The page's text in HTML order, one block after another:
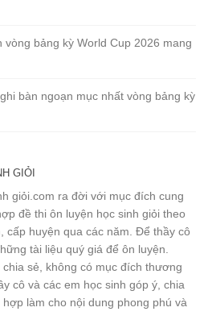
bảng kỳ World Cup 2026 mang
bàn ngoạn mục nhất vòng bảng kỳ
GIỎI
giỏi.com ra đời với mục đích cung
đề thi ôn luyện học sinh giỏi theo
cấp huyện qua các năm. Để thầy cô
tài liệu quý giá để ôn luyện.
sẻ, không có mục đích thương
cô và các em học sinh góp ý, chia
làm cho nội dung phong phú và